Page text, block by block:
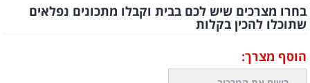
בחרו מצרכים שיש לכם בבית וקבלו מתכונים נפלאים
שתוכלו להכין בקלות
הוסף מצרך: